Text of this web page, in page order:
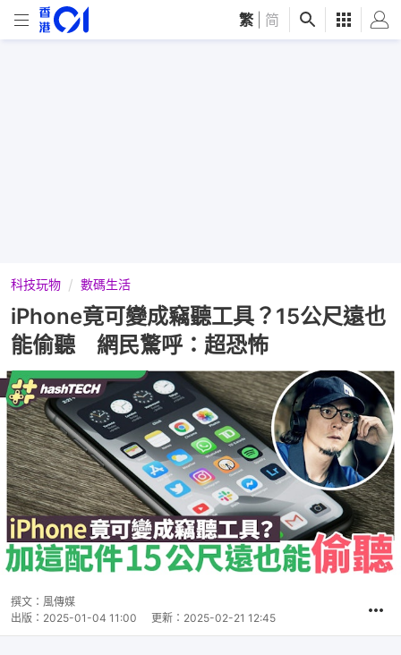
繁 简
科技玩物 數碼生活
iPhone竟可變成竊聽工具？15公尺遠也
能偷聽 網民驚呼：超恐怖
撰文： 風傳媒
出版： 2025-01-04 11:00 更新： 2025-02-21 12:45